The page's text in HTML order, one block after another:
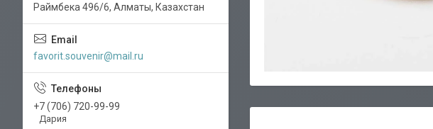
Раймбека 496/6, Алматы, Казахстан
favorit.souvenir@mail.ru
+7 (706) 720-99-99
Дария